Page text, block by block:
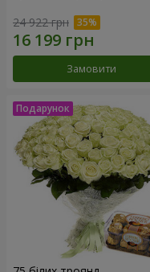
24 922 грн
Замовити